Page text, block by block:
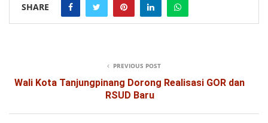
SHARE
PREVIOUS POST
Wali Kota Tanjungpinang Dorong Realisasi GOR dan
RSUD Baru